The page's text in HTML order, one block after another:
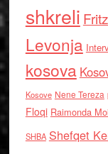
shkreli
Levonja
kosova
Kosove Nene Tereza
Floqi Raimonda
SHBA Shefqet